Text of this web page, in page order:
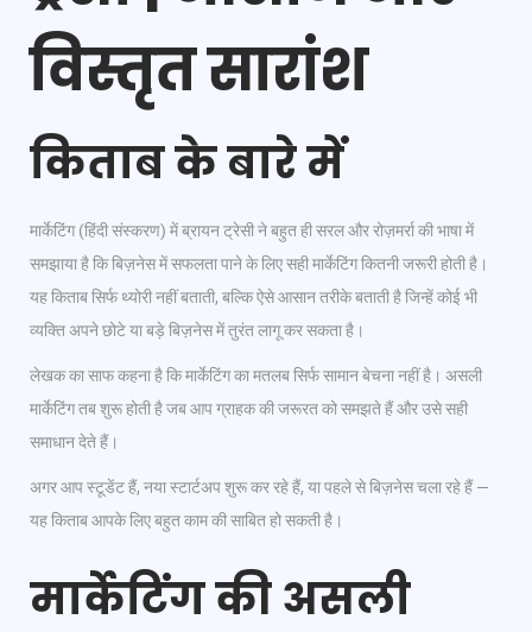
विस्तृत सारांश
किताब के बारे में
मार्केटिंग (हिंदी संस्करण) में ब्रायन ट्रेसी ने बहुत ही सरल और रोज़मर्रा की भाषा में
समझाया है कि बिज़नेस में सफलता पाने के लिए सही मार्केटिंग कितनी जरूरी होती है।
यह किताब सिर्फ थ्योरी नहीं बताती, बल्कि ऐसे आसान तरीके बताती है जिन्हें कोई भी
व्यक्ति अपने छोटे या बड़े बिज़नेस में तुरंत लागू कर सकता है।
लेखक का साफ कहना है कि मार्केटिंग का मतलब सिर्फ सामान बेचना नहीं है। असली
मार्केटिंग तब शुरू होती है जब आप ग्राहक की जरूरत को समझते हैं और उसे सही
समाधान देते हैं।
अगर आप स्टूडेंट हैं, नया स्टार्टअप शुरू कर रहे हैं, या पहले से बिज़नेस चला रहे हैं —
यह किताब आपके लिए बहुत काम की साबित हो सकती है।
मार्केटिंग की असली